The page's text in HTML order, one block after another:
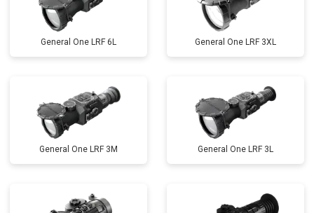
General One LRF 6L General One LRF 3XL
General One LRF 3M General One LRF 3L